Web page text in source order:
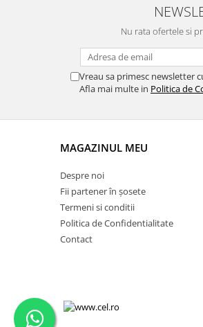
Nu rata ofertele si
Vreau sa primesc newsletter
Afla mai multe in Politica de
MAGAZINUL MEU
Despre noi
Fii partener în șosete
Termeni si conditii
Politica de Confidentialitate
Contact